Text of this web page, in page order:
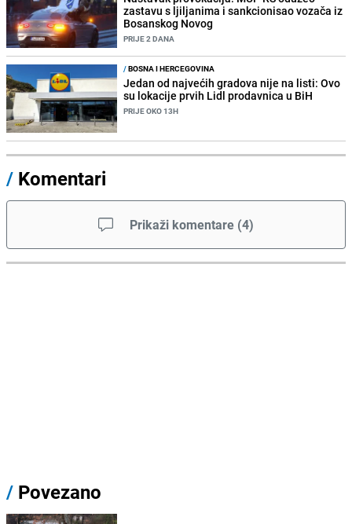
zastavu s ljiljanima i sankcionisao vozača iz
Bosanskog Novog
PRIJE 2 DANA
/BOSNA I HERCEGOVINA
Jedan od najvećih gradova nije na listi: Ovo
su lokacije prvih Lidl prodavnica u BiH
PRIJE OKO 13H
/ Komentari
Prikaži komentare (4)
/ Povezano